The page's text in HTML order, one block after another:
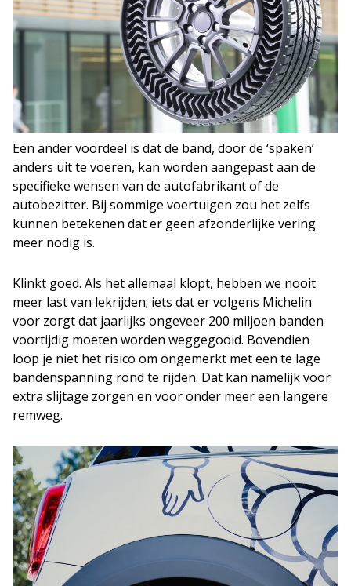
Een ander voordeel is dat de band, door de ‘spaken’
anders uit te voeren, kan worden aangepast aan de
specifieke wensen van de autofabrikant of de
autobezitter. Bij sommige voertuigen zou het zelfs
kunnen betekenen dat er geen afzonderlijke vering
meer nodig is.
Klinkt goed. Als het allemaal klopt, hebben we nooit
meer last van lekrijden; iets dat er volgens Michelin
voor zorgt dat jaarlijks ongeveer 200 miljoen banden
voortijdig moeten worden weggegooid. Bovendien
loop je niet het risico om ongemerkt met een te lage
bandenspanning rond te rijden. Dat kan namelijk voor
extra slijtage zorgen en voor onder meer een langere
remweg.